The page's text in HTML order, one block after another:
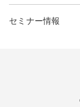
セミナー情報